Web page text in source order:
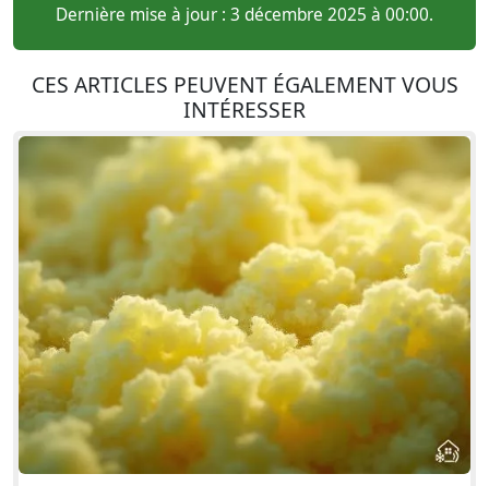
Dernière mise à jour : 3 décembre 2025 à 00:00.
CES ARTICLES PEUVENT ÉGALEMENT VOUS
INTÉRESSER